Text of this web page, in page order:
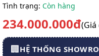
Tình trạng: Còn hàng
234.000.000đ(Giá
🏢HỆ THỐNG